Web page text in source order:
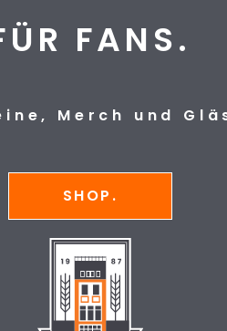
FANS.
Merch und
SHOP.